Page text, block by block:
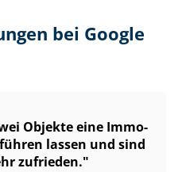
bei Google
Objekte eine Im­mo­
lassen und sind
zufrieden.